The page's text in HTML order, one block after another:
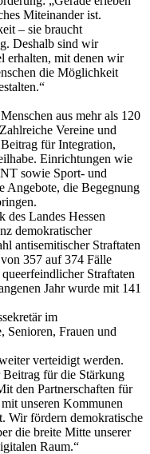
Miteinander ist.
– sie braucht
Deshalb sind wir
erhalten, mit denen wir
die Möglichkeit
aus mehr als 120
Vereine und
für Integration,
Einrichtungen wie
sowie Sport- und
Angebote, die Begegnung
Landes Hessen
demokratischer
antisemitischer Straftaten
357 auf 374 Fälle
Straftaten
Jahr wurde mit 141
im
Frauen und
verteidigt werden.
für die Stärkung
den Partnerschaften für
unseren Kommunen
Wir fördern demokratische
die breite Mitte unserer
Raum.“